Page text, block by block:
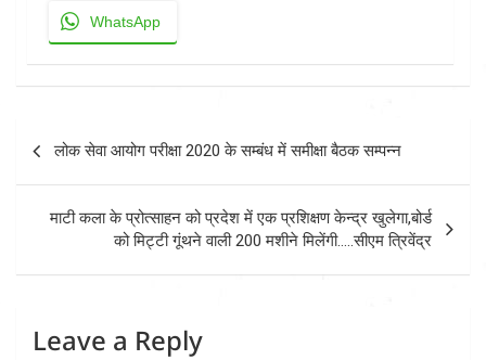
WhatsApp
Post
navigation
लोक सेवा आयोग परीक्षा 2020 के सम्बंध में समीक्षा बैठक सम्पन्न
माटी कला के प्रोत्साहन को प्रदेश में एक प्रशिक्षण केन्द्र खुलेगा,बोर्ड
को मिट्टी गूंथने वाली 200 मशीने मिलेंगी…..सीएम त्रिवेंद्र
Leave a Reply